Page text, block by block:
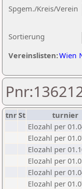
Sortierung
Spgem./Kreis/Verein
Vereinslisten:Wien
tnrSt turnier
Elozahl per
Elozahl per
Elozahl per
Elozahl per
Elozahl per
Elozahl per